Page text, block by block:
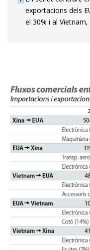
exportacions dels
el 30% i al Vietnam,